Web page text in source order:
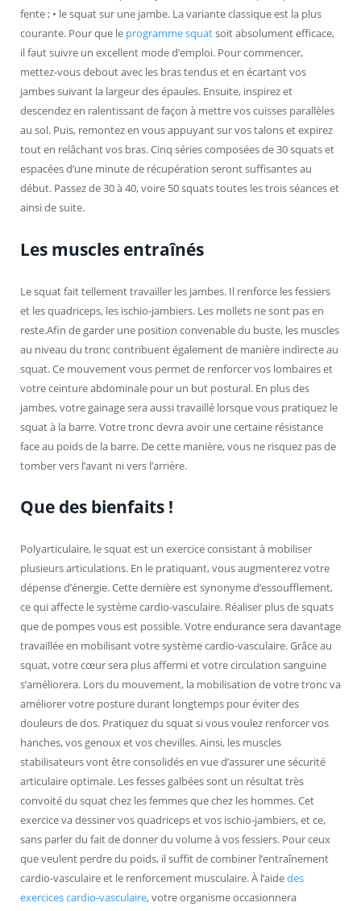
fente ; • le squat sur une jambe. La variante classique est la plus
courante. Pour que le programme squatsoit absolument efficace,
il faut suivre un excellent mode d’emploi. Pour commencer,
mettez-vous debout avec les bras tendus et en écartant vos
jambes suivant la largeur des épaules. Ensuite, inspirez et
descendez en ralentissant de façon à mettre vos cuisses parallèles
au sol. Puis, remontez en vous appuyant sur vos talons et expirez
tout en relâchant vos bras. Cinq séries composées de 30 squats et
espacées d’une minute de récupération seront suffisantes au
début. Passez de 30 à 40, voire 50 squats toutes les trois séances et
ainsi de suite.
Les muscles entraînés
Le squat fait tellement travailler les jambes. Il renforce les fessiers
et les quadriceps, les ischio-jambiers. Les mollets ne sont pas en
reste.Afin de garder une position convenable du buste, les muscles
au niveau du tronc contribuent également de manière indirecte au
squat. Ce mouvement vous permet de renforcer vos lombaires et
votre ceinture abdominale pour un but postural. En plus des
jambes, votre gainage sera aussi travaillé lorsque vous pratiquez le
squat à la barre. Votre tronc devra avoir une certaine résistance
face au poids de la barre. De cette manière, vous ne risquez pas de
tomber vers l’avant ni vers l’arrière.
Que des bienfaits !
Polyarticulaire, le squat est un exercice consistant à mobiliser
plusieurs articulations. En le pratiquant, vous augmenterez votre
dépense d’énergie. Cette dernière est synonyme d’essoufflement,
ce qui affecte le système cardio-vasculaire. Réaliser plus de squats
que de pompes vous est possible. Votre endurance sera davantage
travaillée en mobilisant votre système cardio-vasculaire. Grâce au
squat, votre cœur sera plus affermi et votre circulation sanguine
s’améliorera. Lors du mouvement, la mobilisation de votre tronc va
améliorer votre posture durant longtemps pour éviter des
douleurs de dos. Pratiquez du squat si vous voulez renforcer vos
hanches, vos genoux et vos chevilles. Ainsi, les muscles
stabilisateurs vont être consolidés en vue d’assurer une sécurité
articulaire optimale. Les fesses galbées sont un résultat très
convoité du squat chez les femmes que chez les hommes. Cet
exercice va dessiner vos quadriceps et vos ischio-jambiers, et ce,
sans parler du fait de donner du volume à vos fessiers. Pour ceux
que veulent perdre du poids, il suffit de combiner l’entraînement
cardio-vasculaire et le renforcement musculaire. À l’aidedes
exercices cardio-vasculaire, votre organisme occasionnera